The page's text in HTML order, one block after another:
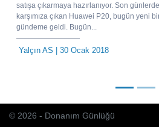
satışa çıkarmaya hazırlanıyor. Son
karşımıza çıkan Huawei P20, bugün yeni
gündeme geldi. Bugün...
Yalçın AS | 30 Ocak 2018
© 2026 - Donanım Günlüğü